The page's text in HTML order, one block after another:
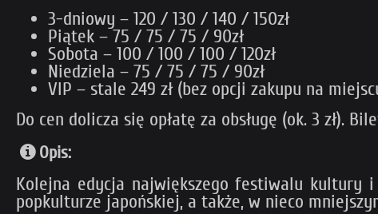
3-dniowy – 120 / 130 / 140 / 150zł
Piątek – 75 / 75 / 75 / 90zł
Sobota – 100 / 100 / 100 / 120zł
Niedziela – 75 / 75 / 75 / 90zł
VIP – stale 249 zł (bez opcji zakupu na
Do cen dolicza się opłatę za obsługę (ok. 3 zł).
Opis:
Kolejna edycja największego festiwalu kultury
popkulturze japońskiej, a także, w nieco